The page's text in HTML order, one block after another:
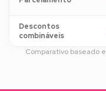
Descontos
combináveis
Comparativo baseado